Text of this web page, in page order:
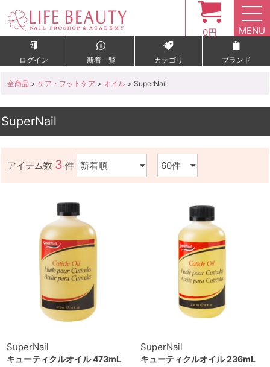
0円 MENU
ログイン 新着一覧 カテゴリ ブランド
全商品 > ケア・フットケア > オイル > SuperNail
SuperNail
アイテム数 3 件
SuperNail
キューティクルオイル 473mL
SuperNail
キューティクルオイル 236mL